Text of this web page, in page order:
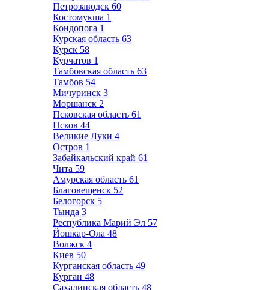
Петрозаводск 60
Костомукша 1
Кондопога 1
Курская область 63
Курск 58
Курчатов 1
Тамбовская область 63
Тамбов 54
Мичуринск 3
Моршанск 2
Псковская область 61
Псков 44
Великие Луки 4
Остров 1
Забайкальский край 61
Чита 59
Амурская область 61
Благовещенск 52
Белогорск 5
Тында 3
Республика Марий Эл 57
Йошкар-Ола 48
Волжск 4
Киев 50
Курганская область 49
Курган 48
Сахалинская область 48